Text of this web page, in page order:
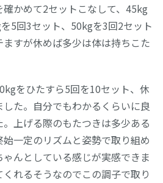
かめて2セットこなして、45kg
5回3セット、50kgを3回2セット
すが休めば多少は体は持ちこた
をひたすら5回を10セット、休
た。自分でもわかるくらいに良
上げる際のもたつきは多少ある
一定のリズムと姿勢で取り組め
んとしている感じが実感できま
れるそうなのでこの調子で取り